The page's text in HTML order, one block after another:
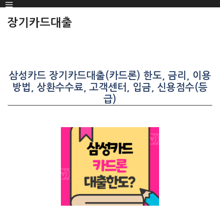
SKIP
TO
Menu
장기카드대출
삼성카드 장기카드대출(카드론) 한도, 금리, 이용
방법, 상환수수료, 고객센터, 입금, 신용점수(등
급)